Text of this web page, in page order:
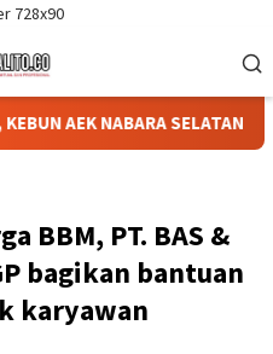
NABARA SELATAN RESMI
BBM, PT. BAS &
bagikan bantuan
karyawan